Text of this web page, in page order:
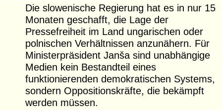
Die slowenische Regierung hat es in nur 15
Monaten geschafft, die Lage der
Pressefreiheit im Land ungarischen oder
polnischen Verhältnissen anzunähern. Für
Ministerpräsident Janša sind unabhängige
Medien kein Bestandteil eines
funktionierenden demokratischen Systems,
sondern Oppositionskräfte, die bekämpft
werden müssen.